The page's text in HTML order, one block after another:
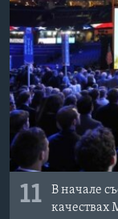
11
В начале
качествах